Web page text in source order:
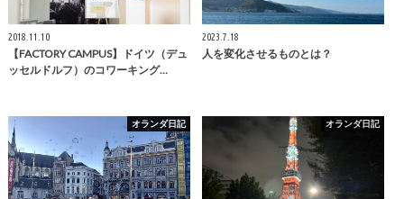
2018.11.10
【FACTORY CAMPUS】ドイツ（デュ
ッセルドルフ）のコワーキング…
2023.7.18
人を変化させるものとは？
オランダ日記 オランダ日記